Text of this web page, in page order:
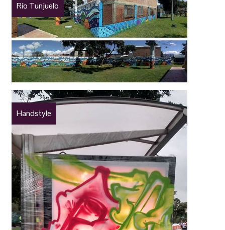
Río Tunjuelo
Handstyle